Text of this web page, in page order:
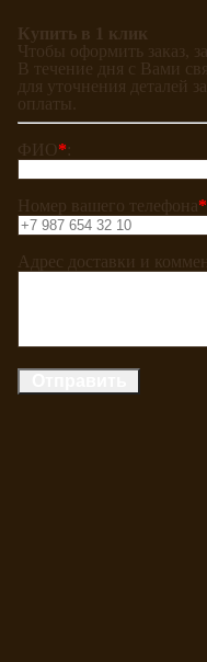
Купить в 1 клик
Чтобы оформить заказ,
В течение дня с Вами
для уточнения деталей
оплаты.
ФИО*
Номер вашего телефона*
Адрес доставки и